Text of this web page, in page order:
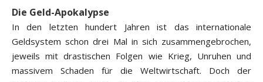
Die Geld-Apokalypse
In den letzten hundert Jahren ist das internationale
Geldsystem schon drei Mal in sich zusammengebrochen,
jeweils mit drastischen Folgen wie Krieg, Unruhen und
massivem Schaden für die Weltwirtschaft. Doch der